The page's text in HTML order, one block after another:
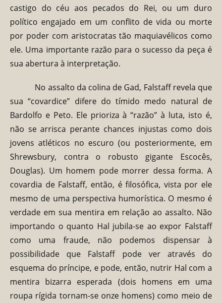
castigo do céu aos pecados do Rei, ou um duro
político engajado em um conflito de vida ou morte
por poder com aristocratas tão maquiavélicos como
ele. Uma importante razão para o sucesso da peça é
sua abertura à interpretação.
No assalto da colina de Gad, Falstaff revela que
sua “covardice” difere do tímido medo natural de
Bardolfo e Peto. Ele prioriza à “razão” à luta, isto é,
não se arrisca perante chances injustas como dois
jovens atléticos no escuro (ou posteriormente, em
Shrewsbury, contra o robusto gigante Escocês,
Douglas). Um homem pode morrer dessa forma. A
covardia de Falstaff, então, é filosófica, vista por ele
mesmo de uma perspectiva humorística. O mesmo é
verdade em sua mentira em relação ao assalto. Não
importando o quanto Hal jubila-se ao expor Falstaff
como uma fraude, não podemos dispensar à
possibilidade que Falstaff pode ver através do
esquema do príncipe, e pode, então, nutrir Hal com a
mentira bizarra esperada (dois homens em uma
roupa rígida tornam-se onze homens) como meio de